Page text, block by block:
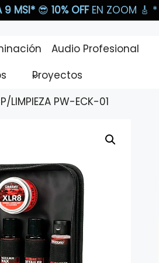
9 MSI* 😎 10% OFF EN ZOOM 🎸​ *
Audio Profesional
Proyectos
LIMPIEZA PW-ECK-01